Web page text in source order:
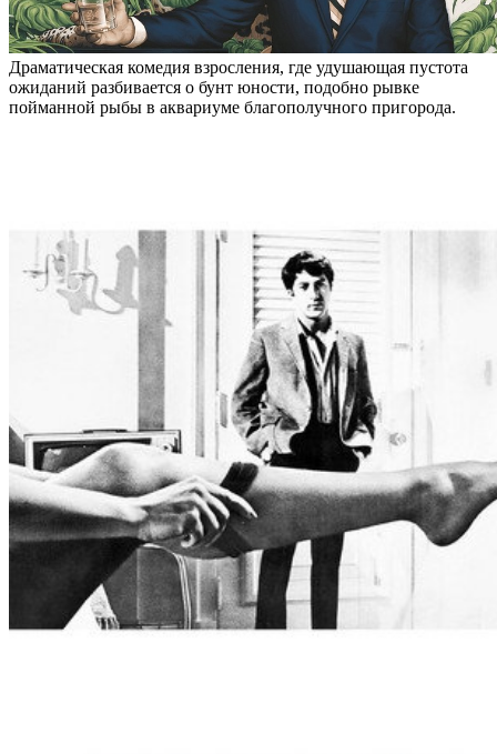
Драматическая комедия взросления, где удушающая пустота
ожиданий разбивается о бунт юности, подобно рывке
пойманной рыбы в аквариуме благополучного пригорода.